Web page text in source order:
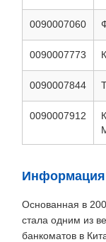
0090007060
0090007773
0090007844
0090007912
Информация
Основанная в
стала одним из
банкоматов в